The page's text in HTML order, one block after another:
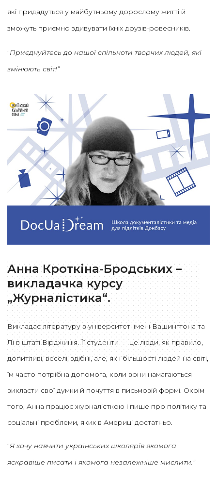
які придадуться у майбутньому дорослому житті й
зможуть приємно здивувати їхніх друзів-ровесників.
“Приєднуйтесь до нашої спільноти творчих людей, які
змінюють світ!”
Анна Кроткіна-Бродських –
викладачка курсу
„Журналістика“.
Викладає літературу в університеті імені Вашингтона та
Лі в штаті Вірджинія. Її студенти — це люди, як правило,
допитливі, веселі, здібні, але, як і більшості людей на світі,
їм часто потрібна допомога, коли вони намагаються
викласти свої думки й почуття в письмовій формі. Окрім
того, Анна працює журналісткою і пише про політику та
соціальні проблеми, яких в Америці достатньо.
“Я хочу навчити українських школярів якомога
яскравіше писати і якомога незалежніше мислити.”